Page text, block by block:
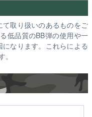
て取り扱いのあるものをご
低品質のBB弾の使用や一
なります。これらによる